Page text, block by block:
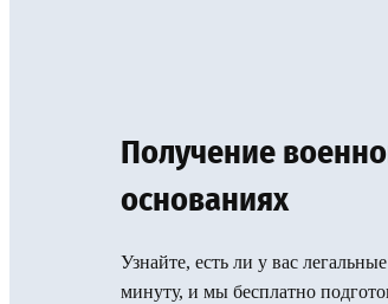
Получение
основаниях
Узнайте, есть ли у вас
минуту, и мы бесплатно